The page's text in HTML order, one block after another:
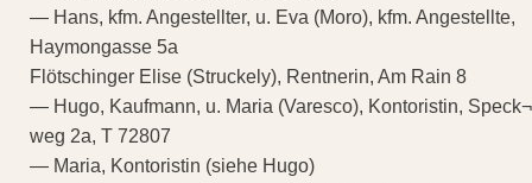
— Hans, kfm. Angestellter, u. Eva (Moro), kfm. Angestellte,
Haymongasse 5a
Flötschinger Elise (Struckely), Rentnerin, Am Rain 8
— Hugo, Kaufmann, u. Maria (Varesco), Kontoristin, Speck¬
weg 2a, T 72807
— Maria, Kontoristin (siehe Hugo)